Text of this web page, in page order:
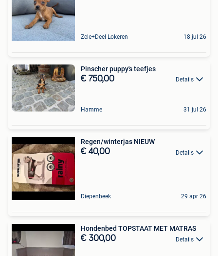
Zele+Deel Lokeren 18 jul 26
Pinscher puppy's teefjes
€ 750,00 Details
Hamme 31 jul 26
Regen/winterjas NIEUW
€ 40,00 Details
Diepenbeek 29 apr 26
Hondenbed TOPSTAAT MET MATRAS
€ 300,00 Details